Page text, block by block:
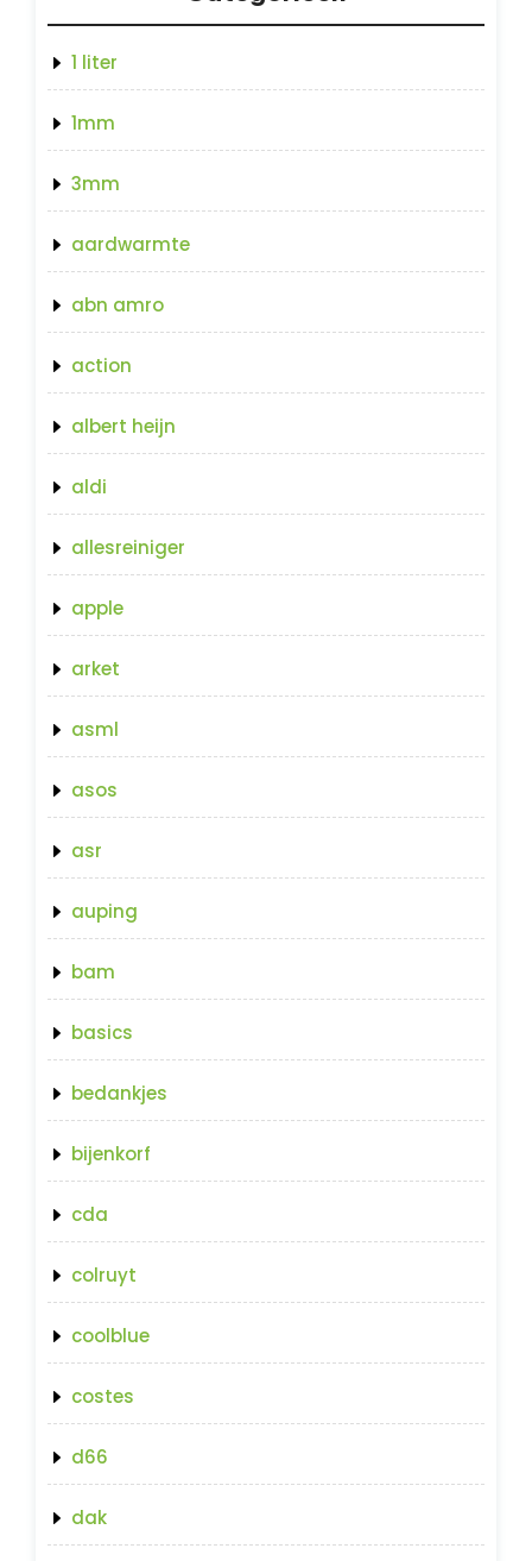
1 liter
1mm
3mm
aardwarmte
abn amro
action
albert heijn
aldi
allesreiniger
apple
arket
asml
asos
asr
auping
bam
basics
bedankjes
bijenkorf
cda
colruyt
coolblue
costes
d66
dak